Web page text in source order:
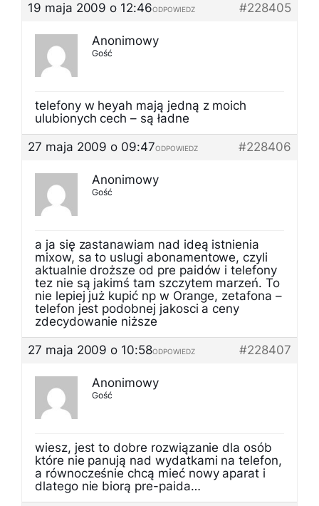
19 maja 2009 o 12:46
#228405
ODPOWIEDZ
Anonimowy
Gość
telefony w heyah mają jedną z moich
ulubionych cech – są ładne
27 maja 2009 o 09:47
#228406
ODPOWIEDZ
Anonimowy
Gość
a ja się zastanawiam nad ideą istnienia
mixow, sa to uslugi abonamentowe, czyli
aktualnie droższe od pre paidów i telefony
tez nie są jakimś tam szczytem marzeń. To
nie lepiej już kupić np w Orange, zetafona –
telefon jest podobnej jakosci a ceny
zdecydowanie niższe
27 maja 2009 o 10:58
#228407
ODPOWIEDZ
Anonimowy
Gość
wiesz, jest to dobre rozwiązanie dla osób
które nie panują nad wydatkami na telefon,
a równocześnie chcą mieć nowy aparat i
dlatego nie biorą pre-paida…